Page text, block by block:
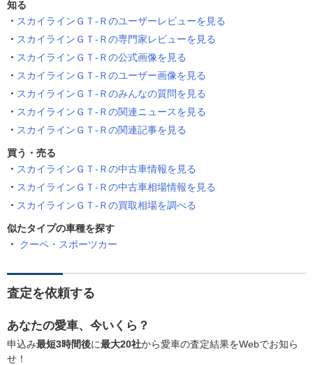
知る
スカイラインＧＴ‐Ｒのユーザーレビューを見る
スカイラインＧＴ‐Ｒの専門家レビューを見る
スカイラインＧＴ‐Ｒの公式画像を見る
スカイラインＧＴ‐Ｒのユーザー画像を見る
スカイラインＧＴ‐Ｒのみんなの質問を見る
スカイラインＧＴ‐Ｒの関連ニュースを見る
スカイラインＧＴ‐Ｒの関連記事を見る
買う・売る
スカイラインＧＴ‐Ｒの中古車情報を見る
スカイラインＧＴ‐Ｒの中古車相場情報を見る
スカイラインＧＴ‐Ｒの買取相場を調べる
似たタイプの車種を探す
クーペ・スポーツカー
査定を依頼する
あなたの愛車、今いくら？
申込み最短3時間後に最大20社から愛車の査定結果をWebでお知ら
せ！